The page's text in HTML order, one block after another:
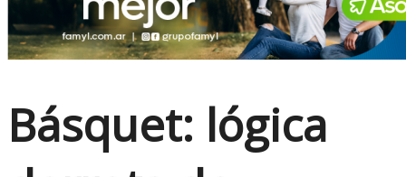
Básquet: lógica